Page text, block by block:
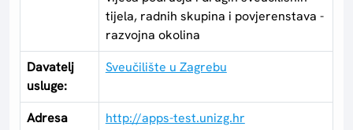
tijela, radnih skupina i povjerenstava -
razvojna okolina
Davatelj
usluge:
Sveučilište u Zagrebu
Adresa
http://apps-test.unizg.hr